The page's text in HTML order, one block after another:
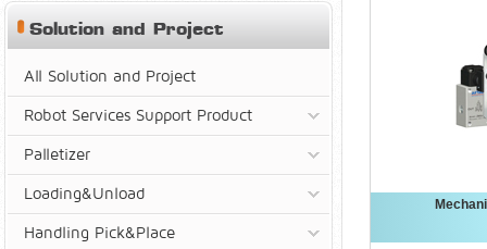
Solution and Project
All Solution and Project
Robot Services Support Product
Palletizer
Loading&Unload
Handling Pick&Place